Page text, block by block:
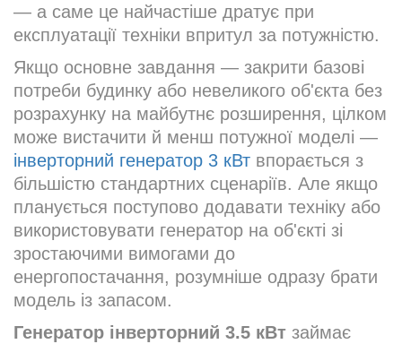
— а саме це найчастіше дратує при
експлуатації техніки впритул за потужністю.
Якщо основне завдання — закрити базові
потреби будинку або невеликого об'єкта без
розрахунку на майбутнє розширення, цілком
може вистачити й менш потужної моделі —
інверторний генератор 3 кВт впорається з
більшістю стандартних сценаріїв. Але якщо
планується поступово додавати техніку або
використовувати генератор на об'єкті зі
зростаючими вимогами до
енергопостачання, розумніше одразу брати
модель із запасом.
Генератор інверторний 3.5 кВт займає